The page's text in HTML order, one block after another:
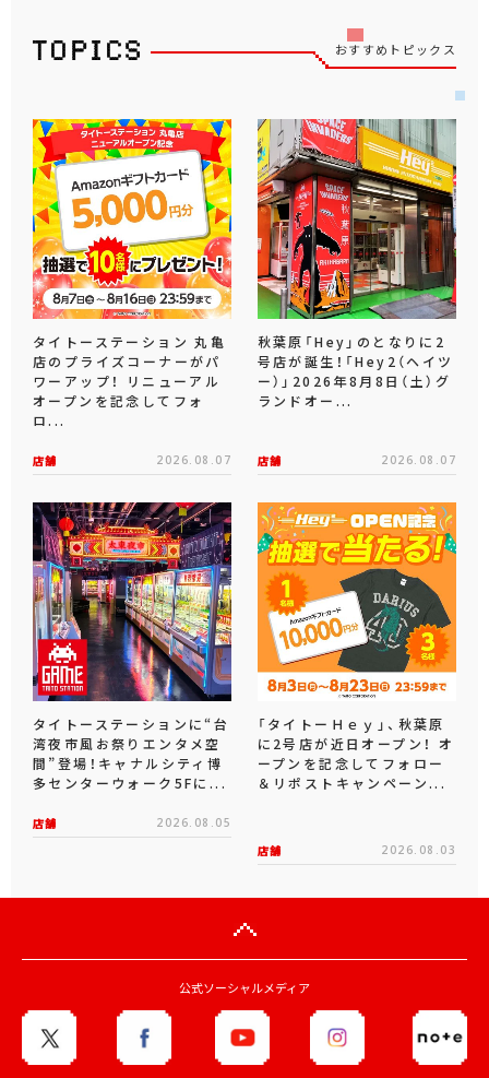
おすすめトピックス
タイトーステーション 丸亀
店のプライズコーナーがパ
ワーアップ！ リニューアル
オープンを記念してフォ
ロ...
店舗 2026.08.07
秋葉原「Hey」のとなりに2
号店が誕生！「Hey2（ヘイツ
ー）」2026年8月8日（土）グ
ランドオー...
店舗 2026.08.07
タイトーステーションに“台
湾夜市風お祭りエンタメ空
間”登場！キャナルシティ博
多センターウォーク5Fに...
店舗 2026.08.05
「タイトーＨｅｙ」、秋葉原
に2号店が近日オープン！ オ
ープンを記念してフォロー
＆リポストキャンペーン...
店舗 2026.08.03
公式ソーシャルメディア